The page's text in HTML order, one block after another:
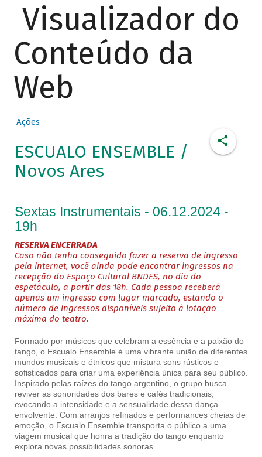
Visualizador do
Conteúdo da
Web
Ações
ESCUALO ENSEMBLE /
Novos Ares
Sextas Instrumentais - 06.12.2024 -
19h
RESERVA ENCERRADA
Caso não tenha conseguido fazer a reserva de ingresso
pela internet, você ainda pode encontrar ingressos na
recepção do Espaço Cultural BNDES, no dia do
espetáculo, a partir das 18h. Cada pessoa receberá
apenas um ingresso com lugar marcado, estando o
número de ingressos disponíveis sujeito à lotação
máxima do teatro.
Formado por músicos que celebram a essência e a paixão do
tango, o Escualo Ensemble é uma vibrante união de diferentes
mundos musicais e étnicos que mistura sons rústicos e
sofisticados para criar uma experiência única para seu público.
Inspirado pelas raízes do tango argentino, o grupo busca
reviver as sonoridades dos bares e cafés tradicionais,
evocando a intensidade e a sensualidade dessa dança
envolvente. Com arranjos refinados e performances cheias de
emoção, o Escualo Ensemble transporta o público a uma
viagem musical que honra a tradição do tango enquanto
explora novas possibilidades sonoras.